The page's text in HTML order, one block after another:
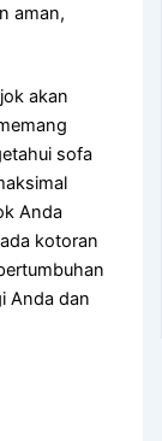
aman,
аkаn
sofa
Andа
kotoran
Andа dаn